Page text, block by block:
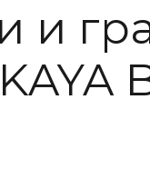
и